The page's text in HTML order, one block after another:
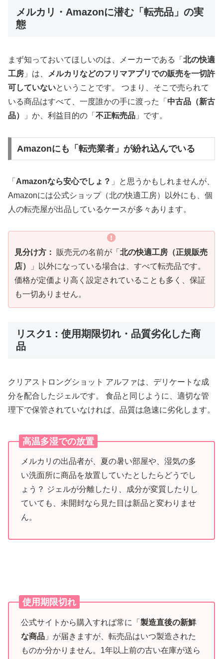
メルカリ・Amazonに潜む「転売品」の実
態
まず知っておいてほしいのは、メーカーである「 北の快適
工房 」は、
メルカリなどのフリマアプリでの販売を一切許
可していないということです。 つまり、そこで売られて
いる商品はすべて、一度誰かの手に渡った「 中古品（新古
品）
」か、利益目的の「 不正転売品 」です。
Amazonにも「転売業者」が紛れ込んでいる
「 Amazonなら安心でしょ？ 」と思うかもしれませんが、
Amazonには公式ショップ（北の快適工房）以外にも、個
人の転売屋が出品しているケースが多々あります。
見分け方： 販売元の名前が「 北の快適工房（正規販売
店）
」以外になっている場合は、すべて転売品です。
価格が定価より高く設定されていることも多く、保証
も一切ありません。
リスク1：使用期限切れ・品質劣化した商
品
クリアストロングショット アルファは、デリケートな成
分を配合したジェルです。 食品と同じように、適切な管
理下で保管されていなければ、品質は急速に劣化します。
高温多湿での放置
メルカリの出品者が、夏の暑い部屋や、湿気の多
い洗面所に商品を放置していたとしたらどうでし
ょう？ ジェルが分離したり、成分が変質したりし
ていても、未開封なら見た目は新品と変わりませ
ん。
使用期限切れ
公式サイトから購入すれば常に「 製造直後の新鮮
な商品 」が届きますが、転売品はいつ製造された
ものか分かりません。1年以上前の古い在庫が送ら